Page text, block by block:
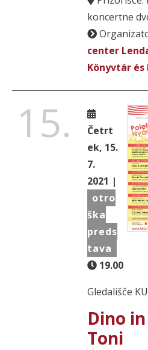
koncertne
center
Könyvtár
15.
Četrt
ek, 15.
7.
2021 |
otro
ška
preds
tava
19.00
Gledališče
Dino
Toni